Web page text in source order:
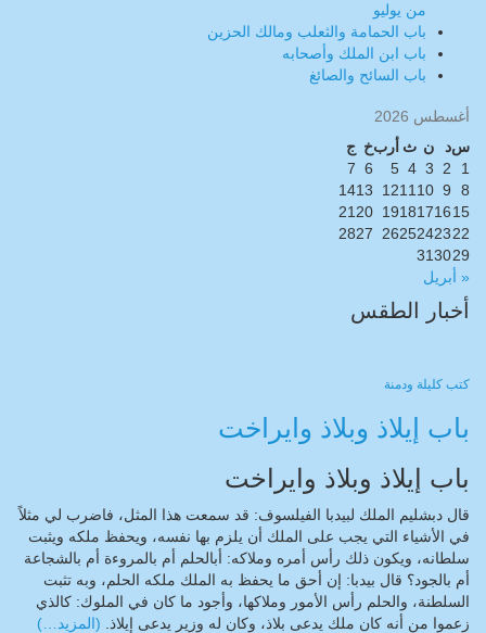
من يوليو
باب الحمامة والثعلب ومالك الحزين
باب ابن الملك وأصحابه
باب السائح والصائغ
أغسطس 2026
سد ن ث أربخ ج
1
2
3
4
5
6
7
8
9
10
11
12
13
14
15
16
17
18
19
20
21
22
23
24
25
26
27
28
29
30
31
« أبريل
أخبار الطقس
كتب كليلة ودمنة
باب إيلاذ وبلاذ وايراخت
باب إيلاذ وبلاذ وايراخت
قال دبشليم الملك لبيدبا الفيلسوف: قد سمعت هذا المثل، فاضرب لي مثلاً
في الأشياء التي يجب على الملك أن يلزم بها نفسه، ويحفظ ملكه ويثبت
سلطانه، ويكون ذلك رأس أمره وملاكه: أبالحلم أم بالمروءة أم بالشجاعة
أم بالجود؟ قال بيدبا: إن أحق ما يحفظ به الملك ملكه الحلم، وبه تثبت
السلطنة، والحلم رأس الأمور وملاكها، وأجود ما كان في الملوك: كالذي
زعموا من أنه كان ملك يدعى بلاذ، وكان له وزير يدعى إيلاذ. (المزيد…)